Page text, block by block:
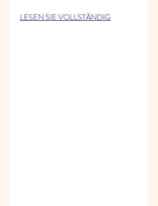
LESEN SIE VOLLSTÄNDIG